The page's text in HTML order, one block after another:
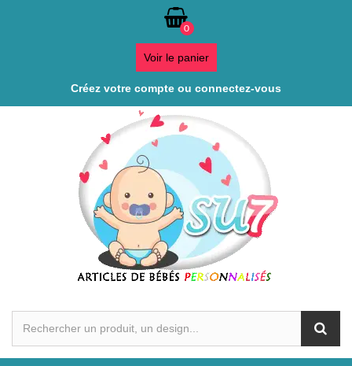
0
Voir le panier
Créez votre compte ou connectez-vous